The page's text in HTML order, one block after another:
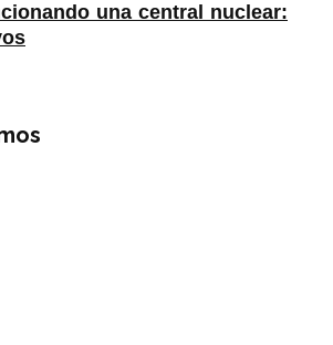
una central nuclear: